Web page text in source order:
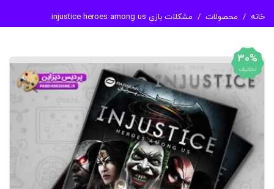
خانه محصولات مشکلات بازی injustice heroes among us
30%
تخفیف